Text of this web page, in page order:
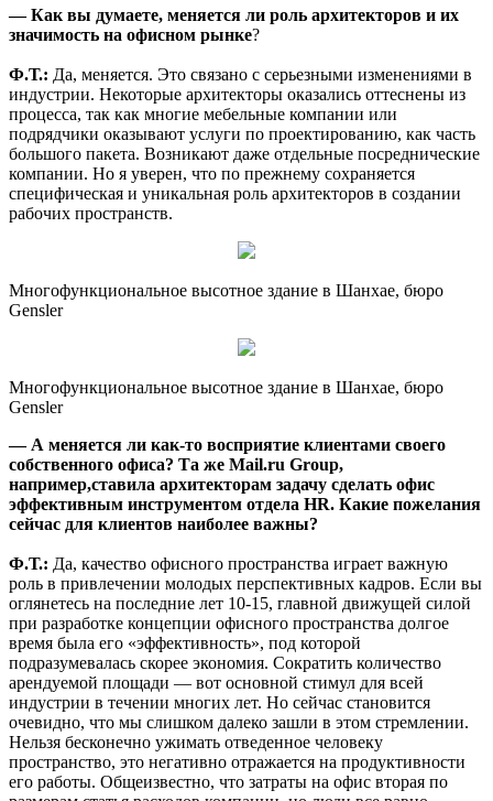
— Как вы думаете, меняется ли роль архитекторов и их
значимость на офисном рынке?
Ф.Т.: Да, меняется. Это связано с серьезными изменениями в
индустрии. Некоторые архитекторы оказались оттеснены из
процесса, так как многие мебельные компании или
подрядчики оказывают услуги по проектированию, как часть
большого пакета. Возникают даже отдельные посреднические
компании. Но я уверен, что по прежнему сохраняется
специфическая и уникальная роль архитекторов в создании
рабочих пространств.
Многофункциональное высотное здание в Шанхае, бюро
Gensler
Многофункциональное высотное здание в Шанхае, бюро
Gensler
— А меняется ли как-то восприятие клиентами своего
собственного офиса? Та же Mail.ru Group,
например,ставила архитекторам задачу сделать офис
эффективным инструментом отдела HR. Какие пожелания
сейчас для клиентов наиболее важны?
Ф.Т.: Да, качество офисного пространства играет важную
роль в привлечении молодых перспективных кадров. Если вы
оглянетесь на последние лет 10-15, главной движущей силой
при разработке концепции офисного пространства долгое
время была его «эффективность», под которой
подразумевалась скорее экономия. Сократить количество
арендуемой площади — вот основной стимул для всей
индустрии в течении многих лет. Но сейчас становится
очевидно, что мы слишком далеко зашли в этом стремлении.
Нельзя бесконечно ужимать отведенное человеку
пространство, это негативно отражается на продуктивности
его работы. Общеизвестно, что затраты на офис вторая по